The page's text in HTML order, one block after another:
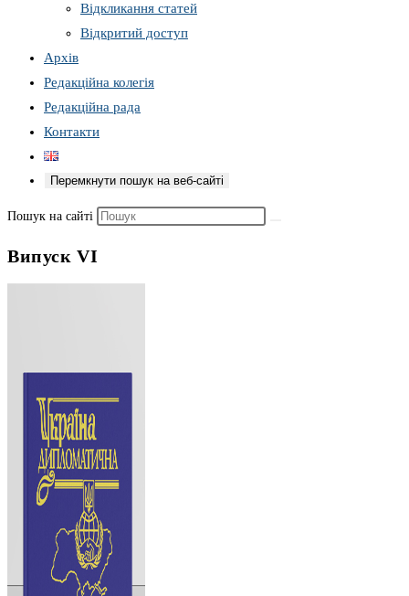
Відкликання статей
Відкритий доступ
Архів
Редакційна колегія
Редакційна рада
Контакти
Перемкнути пошук на веб-сайті
Пошук на сайті
Випуск VI